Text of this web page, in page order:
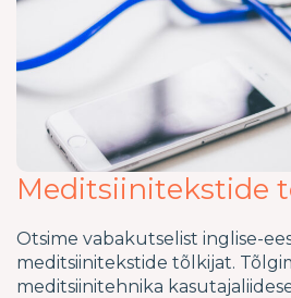
Meditsiinitekstide
Otsime vabakutselist inglise-
meditsiinitekstide tõlkijat.
meditsiinitehnika